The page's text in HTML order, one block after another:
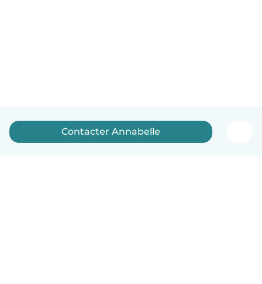
Contacter Annabelle